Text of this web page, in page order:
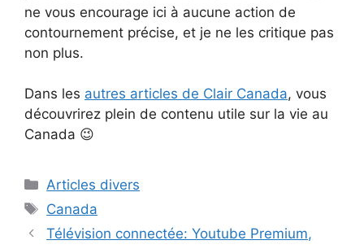
ne vous encourage ici à aucune action de
contournement précise, et je ne les critique pas
non plus.
Dans les autres articles de Clair Canada, vous
découvrirez plein de contenu utile sur la vie au
Canada 😉
Catégories
Articles divers
Étiquettes
Canada
Télévision connectée: Youtube Premium,